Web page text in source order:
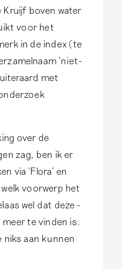
Kruijf boven water
voor het
in de index (te
'niet-
met
over de
zag, ben ik er
via 'Flora' en
voorwerp het
wel dat deze -
te vinden is.
niks aan kunnen